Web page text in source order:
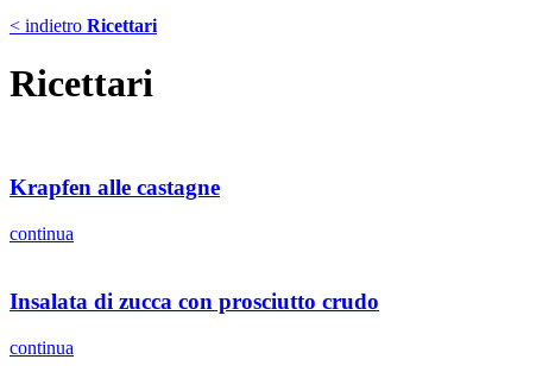
< indietro Ricettari
Ricettari
Krapfen alle castagne
continua
Insalata di zucca con prosciutto crudo
continua